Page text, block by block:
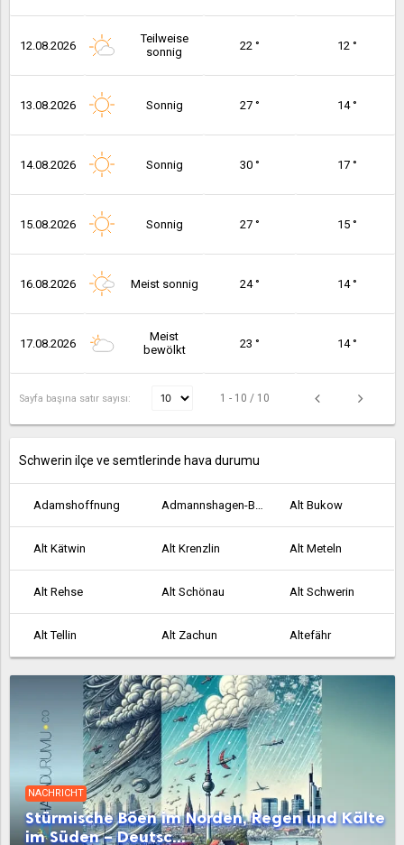
12.08.2026
Teilweise
sonnig
22 ° 12 °
13.08.2026 Sonnig 27 ° 14 °
14.08.2026 Sonnig 30 ° 17 °
15.08.2026 Sonnig 27 ° 15 °
16.08.2026 Meist sonnig 24 ° 14 °
17.08.2026
Meist
bewölkt
23 ° 14 °
Sayfa başına satır sayısı: 1 - 10 / 10
Schwerin ilçe ve semtlerinde hava durumu
Adamshoffnung Admannshagen-Bargeshagen Alt Bukow
Alt Kätwin Alt Krenzlin Alt Meteln
Alt Rehse Alt Schönau Alt Schwerin
Alt Tellin Alt Zachun Altefähr
Altenkirchen Altenpleen Altentreptow
Altkalen Altwarp Altwigshagen
Ankershagen Anklam Bad Doberan
Bad Kleinen Bad Sülze Badow
NACHRICHT
Stürmische Böen im Norden, Regen und Kälte
im Süden – Deutsc...